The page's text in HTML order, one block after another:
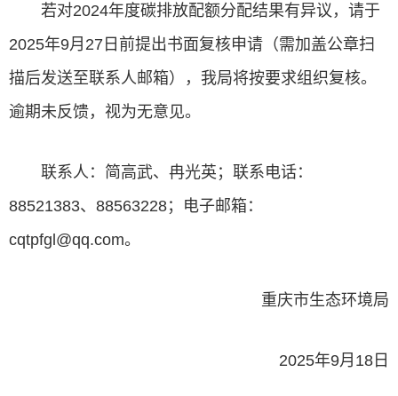
若对2024年度碳排放配额分配结果有异议，请于
2025年9月27日前提出书面复核申请（需加盖公章扫
描后发送至联系人邮箱），我局将按要求组织复核。
逾期未反馈，视为无意见。
联系人：简高武、冉光英；联系电话：
88521383、88563228；电子邮箱：
cqtpfgl@qq.com。
重庆市生态环境局
2025年9月18日